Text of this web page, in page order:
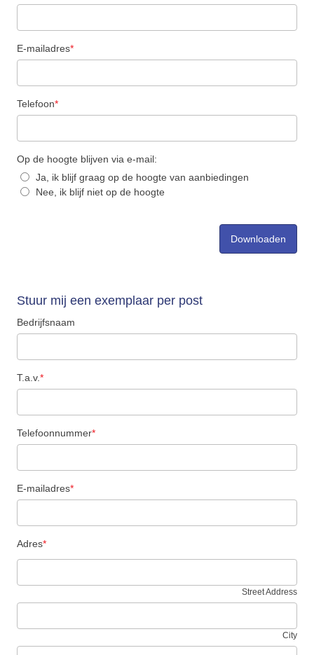
E-mailadres*
Telefoon*
Op de hoogte blijven via e-mail:
Ja, ik blijf graag op de hoogte van aanbiedingen
Nee, ik blijf niet op de hoogte
Stuur mij een exemplaar per post
Bedrijfsnaam
T.a.v.*
Telefoonnummer*
E-mailadres*
Adres*
Street Address
City